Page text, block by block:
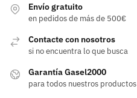
Envío gratuito
en pedidos de más de 500€
Contacte con nosotros
si no encuentra lo que busca
Garantía Gasel2000
para todos nuestros productos